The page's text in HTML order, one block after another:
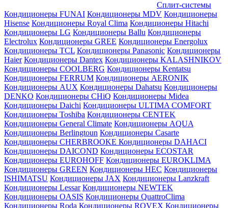
Сплит-системы
Кондиционеры FUNAI Кондиционеры MDV Кондиционеры
Hisense Кондиционеры Royal Clima Кондиционеры Hitachi
Кондиционеры LG Кондиционеры Ballu Кондиционеры
Electrolux Кондиционеры GREE Кондиционеры Energolux
Кондиционеры TCL Кондиционеры Panasonic Кондиционеры
Haier Кондиционеры Dantex Кондиционеры KALASHNIKOV
Кондиционеры СOOLBERG Кондиционеры Kentatsu
Кондиционеры FERRUM Кондиционеры AERONIK
Кондиционеры AUX Кондиционеры Dahatsu Кондиционеры
DENKO Кондиционеры CHiQ Кондиционеры Midea
Кондиционеры Daichi Кондиционеры ULTIMA COMFORT
Кондиционеры Toshiba Кондиционеры CENTEK
Кондиционеры General Climate Кондиционеры AQUA
Кондиционеры Berlingtoun Кондиционеры Casarte
Кондиционеры CHERBROOKE Кондиционеры DAHACI
Кондиционеры DAICOND Кондиционеры ECOSTAR
Кондиционеры EUROHOFF Кондиционеры EUROKLIMA
Кондиционеры GREEN Кондиционеры HEC Кондиционеры
ISHIMATSU Кондиционеры JAX Кондиционеры Lanzkraft
Кондиционеры Lessar Кондиционеры NEWTEK
Кондиционеры OASIS Кондиционеры QuattroClima
Кондиционеры Roda Кондиционеры ROVEX Кондиционеры